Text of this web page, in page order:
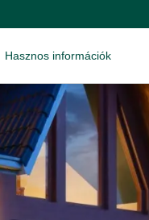
Hasznos információk